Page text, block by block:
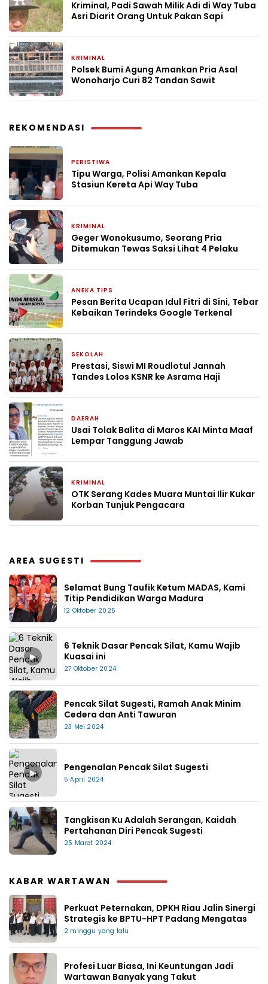
Kriminal, Padi Sawah Milik Adi di Way Tuba
Asri Diarit Orang Untuk Pakan Sapi
KRIMINAL
Polsek Bumi Agung Amankan Pria Asal
Wonoharjo Curi 82 Tandan Sawit
REKOMENDASI
PERISTIWA
Tipu Warga, Polisi Amankan Kepala
Stasiun Kereta Api Way Tuba
KRIMINAL
Geger Wonokusumo, Seorang Pria
Ditemukan Tewas Saksi Lihat 4 Pelaku
ANEKA TIPS
Pesan Berita Ucapan Idul Fitri di Sini, Tebar
Kebaikan Terindeks Google Terkenal
SEKOLAH
Prestasi, Siswi MI Roudlotul Jannah
Tandes Lolos KSNR ke Asrama Haji
DAERAH
Usai Tolak Balita di Maros KAI Minta Maaf
Lempar Tanggung Jawab
KRIMINAL
OTK Serang Kades Muara Muntai Ilir Kukar
Korban Tunjuk Pengacara
AREA SUGESTI
Selamat Bung Taufik Ketum MADAS, Kami
Titip Pendidikan Warga Madura
12 Oktober 2025
▶
6 Teknik Dasar Pencak Silat, Kamu Wajib
Kuasai ini
27 Oktober 2024
Pencak Silat Sugesti, Ramah Anak Minim
Cedera dan Anti Tawuran
23 Mei 2024
▶ Pengenalan Pencak Silat Sugesti
5 April 2024
Tangkisan Ku Adalah Serangan, Kaidah
Pertahanan Diri Pencak Sugesti
25 Maret 2024
KABAR WARTAWAN
Perkuat Peternakan, DPKH Riau Jalin Sinergi
Strategis ke BPTU-HPT Padang Mengatas
2 minggu yang lalu
Profesi Luar Biasa, Ini Keuntungan Jadi
Wartawan Banyak yang Takut